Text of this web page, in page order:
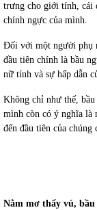
trưng cho giới tính, cái
chính ngực của mình.
Đối với một người phụ
đầu tiên chính là bầu
nữ tính và sự hấp dẫn
Không chỉ như thế,
mình còn có ý nghĩa là
đến đầu tiên của
Nằm mơ thấy vú,